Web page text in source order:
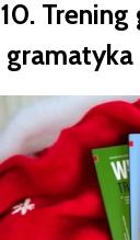
10.
gramatyka